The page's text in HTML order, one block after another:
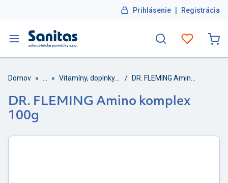
Prihlásenie | Registrácia
Domov » » /
DR. FLEMING Amino komplex
100g